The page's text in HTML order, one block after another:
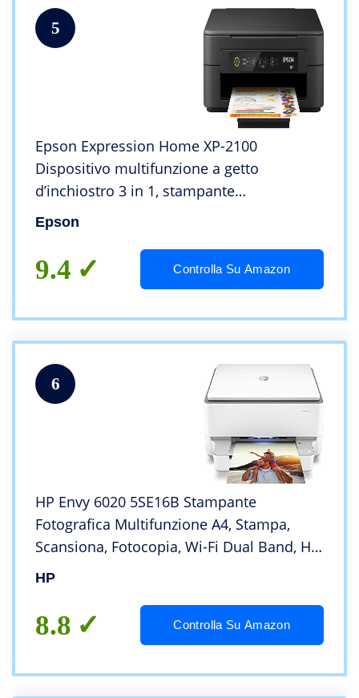
5
Epson Expression Home XP-2100
Dispositivo multifunzione a getto
d’inchiostro 3 in 1, stampante
(fotocopiatrice, WiFi, cartucce singole, 4
colori, A4) Compatibile con Amazon Dash
Replenishment, Nero
Epson
9.4 Controlla Su Amazon
6
HP Envy 6020 5SE16B Stampante
Fotografica Multifunzione A4, Stampa,
Scansiona, Fotocopia, Wi-Fi Dual Band, HP
Smart, Stampa Fronte/Retro Automatica, 3
HP
8.8 Controlla Su Amazon